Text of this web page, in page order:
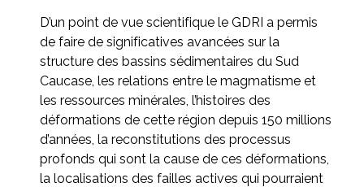
D’un point de vue scientifique le GDRI a permis
de faire de significatives avancées sur la
structure des bassins sédimentaires du Sud
Caucase, les relations entre le magmatisme et
les ressources minérales, l’histoires des
déformations de cette région depuis 150 millions
d’années, la reconstitutions des processus
profonds qui sont la cause de ces déformations,
la localisations des failles actives qui pourraient